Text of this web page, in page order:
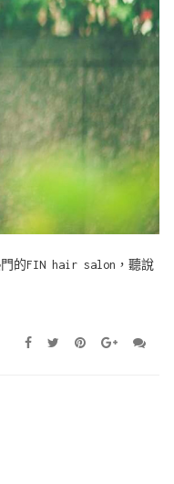
門的FIN hair salon，聽說